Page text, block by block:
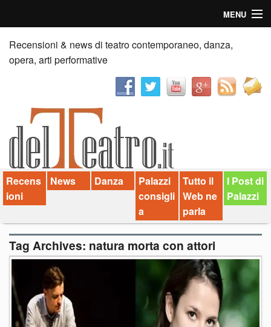
MENU
Home
Recensioni
News
Palazzi consiglia
Video
Chi siamo
Contatti
dT in English
Recensioni & news di teatro contemporaneo, danza,
opera, arti performative
Recens
ioni
News Danza
Palazzi
consigli
a
Tutto il
Web ne
parla
I Post di
Palazzi
Tag Archives: natura morta con attori